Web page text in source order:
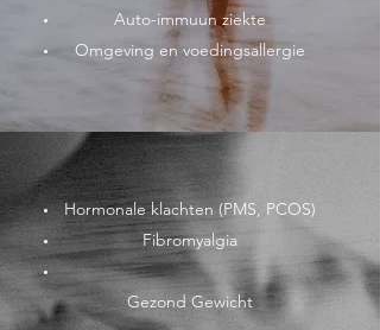
Auto-immuun ziekte
Omgeving en voedingsallergie
Hormonale klachten (PMS, PCOS)
Fibromyalgia
Gezond Gewicht